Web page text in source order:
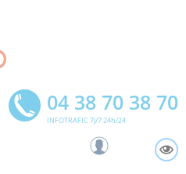
04 38 70 38 70
INFOTRAFIC 7j/7 24h/24